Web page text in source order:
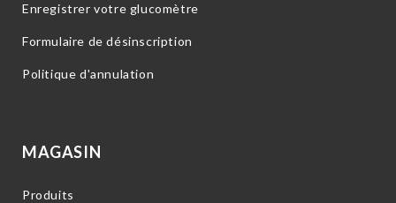
Enregistrer votre glucomètre
Formulaire de désinscription
Politique d'annulation
MAGASIN
Produits